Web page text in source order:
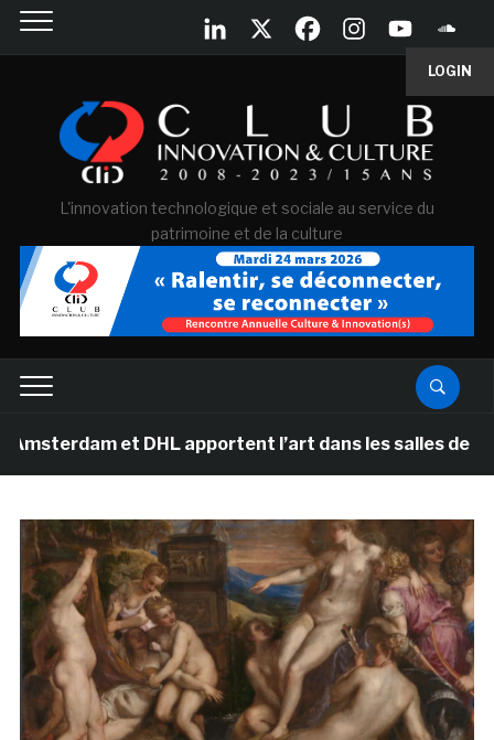
LOGIN
L'innovation technologique et sociale au service du
patrimoine et de la culture
et DHL apportent l’art dans les salles de classe